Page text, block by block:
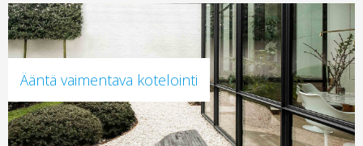
Ääntä vaimentava kotelointi